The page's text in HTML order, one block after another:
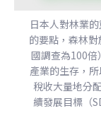
日本人對林業
的要點，森林
國調查為100倍
產業的生存，
稅收大量地分
續發展目標（